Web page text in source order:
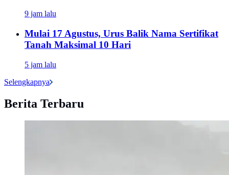
9 jam lalu
Mulai 17 Agustus, Urus Balik Nama Sertifikat
Tanah Maksimal 10 Hari
5 jam lalu
Selengkapnya
Berita Terbaru